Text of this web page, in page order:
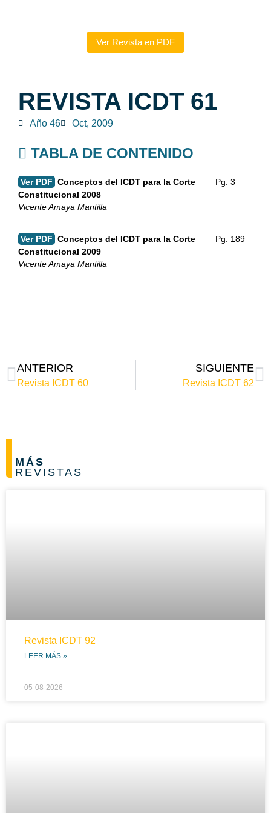
Ver Revista en PDF
REVISTA ICDT 61
Año 46 Oct, 2009
TABLA DE CONTENIDO
Ver PDF Conceptos del ICDT para la Corte
Constitucional 2008
Pg. 3
Vicente Amaya Mantilla
Ver PDF Conceptos del ICDT para la Corte
Constitucional 2009
Pg. 189
Vicente Amaya Mantilla
ANTERIOR
Revista ICDT 60
SIGUIENTE
Revista ICDT 62
MÁS
REVISTAS
Revista ICDT 92
LEER MÁS »
05-08-2026